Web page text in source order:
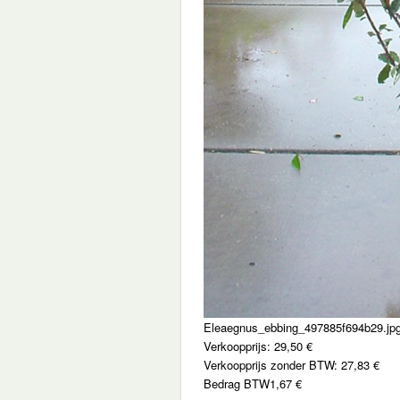
Verkoopprijs: 29,50 €
Verkoopprijs zonder BTW: 27,83 €
Bedrag BTW1,67 €